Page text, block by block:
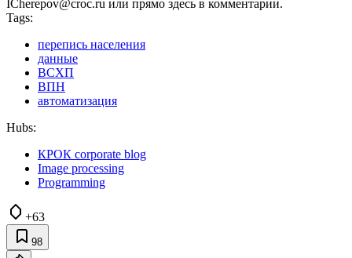
ICherepov@croc.ru или прямо здесь в комментарии.
Tags:
перепись населения
данные
ВСХП
ВПН
автоматизация
Hubs:
КРОК corporate blog
Image processing
Programming
+63
98